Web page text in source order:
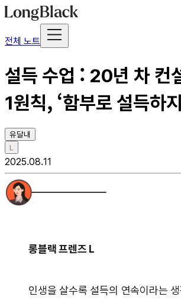
전체 노트
설득 수업 : 20년 차 컨
1원칙, ‘함부로 설득하
유달내
L
2025.08.11
롱블랙 프렌즈 L
인생을 살수록 설득의 연속이라는